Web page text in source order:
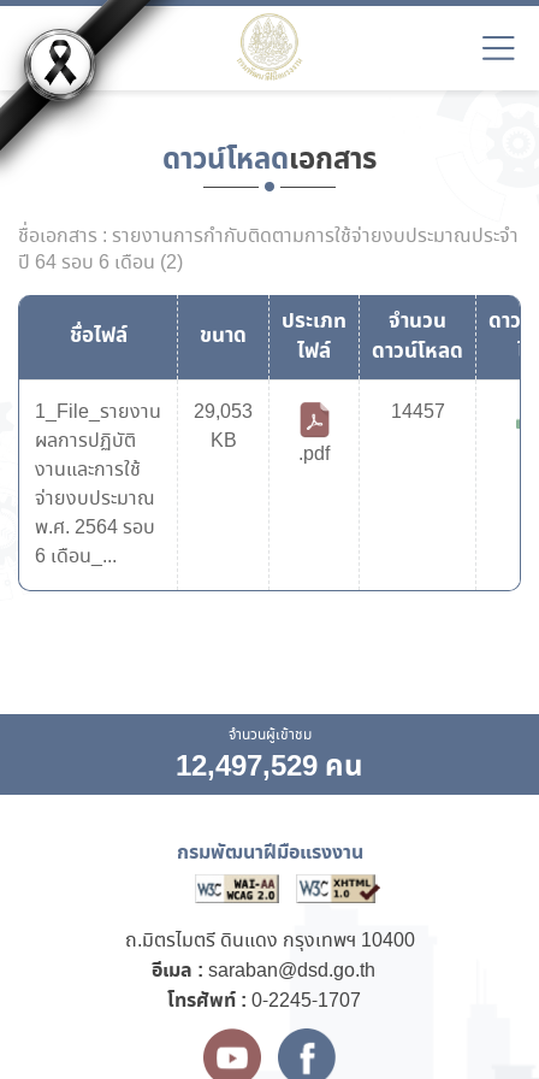
ดาวน์โหลดเอกสาร
ชื่อเอกสาร : รายงานการกำกับติดตามการใช้จ่ายงบประมาณประจำ
ปี 64 รอบ 6 เดือน (2)
ชื่อไฟล์ ขนาด
ประเภท
ไฟล์
จำนวน
ดาวน์โหลด
ดาว
ไ
1_File_รายงาน
ผลการปฏิบัติ
งานและการใช้
จ่ายงบประมาณ
พ.ศ. 2564 รอบ
6 เดือน_...
29,053
KB
.pdf
14457
จำนวนผู้เข้าชม
12,497,529 คน
กรมพัฒนาฝีมือแรงงาน
ถ.มิตรไมตรี ดินแดง กรุงเทพฯ 10400
อีเมล : saraban@dsd.go.th
โทรศัพท์ : 0-2245-1707